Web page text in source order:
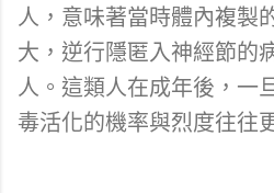
人，意味著當時體內複製
大，逆行隱匿入神經節的
人。這類人在成年後，一
毒活化的機率與烈度往往